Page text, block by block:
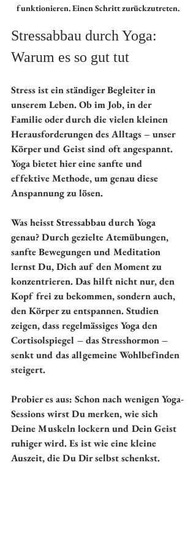
funktionieren. Einen Schritt zurückzutreten.
Stressabbau durch Yoga:
Warum es so gut tut
Stress ist ein ständiger Begleiter in
unserem Leben. Ob im Job, in der
Familie oder durch die vielen kleinen
Herausforderungen des Alltags – unser
Körper und Geist sind oft angespannt.
Yoga bietet hier eine sanfte und
effektive Methode, um genau diese
Anspannung zu lösen.
Was heisst Stressabbau durch Yoga
genau? Durch gezielte Atemübungen,
sanfte Bewegungen und Meditation
lernst Du, Dich auf den Moment zu
konzentrieren. Das hilft nicht nur, den
Kopf frei zu bekommen, sondern auch,
den Körper zu entspannen. Studien
zeigen, dass regelmässiges Yoga den
Cortisolspiegel – das Stresshormon –
senkt und das allgemeine Wohlbefinden
steigert.
Probier es aus: Schon nach wenigen Yoga-
Sessions wirst Du merken, wie sich
Deine Muskeln lockern und Dein Geist
ruhiger wird. Es ist wie eine kleine
Auszeit, die Du Dir selbst schenkst.